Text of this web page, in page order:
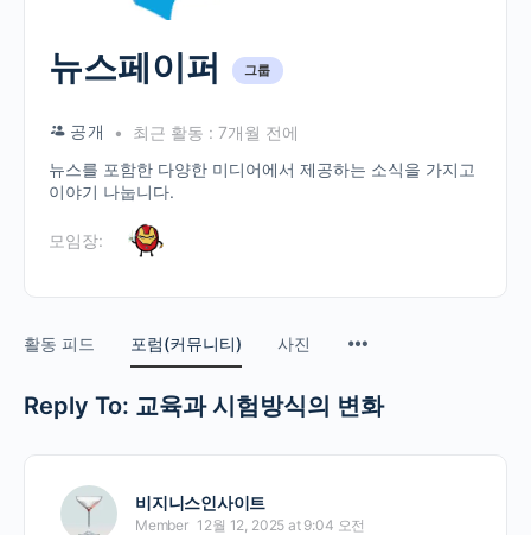
뉴스페이퍼 그룹
공개
최근 활동 : 7개월 전에
뉴스를 포함한 다양한 미디어에서 제공하는 소식을 가지고
이야기 나눕니다.
모임장:
활동 피드 포럼(커뮤니티) 사진
Reply To: 교육과 시험방식의 변화
비지니스인사이트
Member 12월 12, 2025 at 9:04 오전